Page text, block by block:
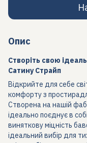
Опис
Створіть свою
Сатину Страйп
Відкрийте для себе
комфорту з
Створена на нашій
ідеально поєднує в
виняткову міцність
ідеальний вибір для